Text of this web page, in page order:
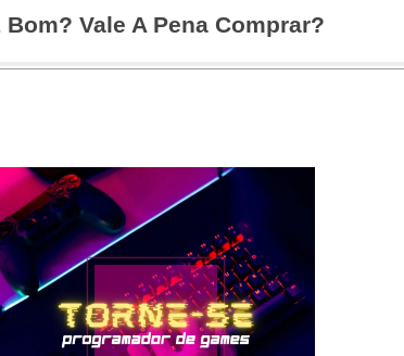
Bom? Vale A Pena Comprar?